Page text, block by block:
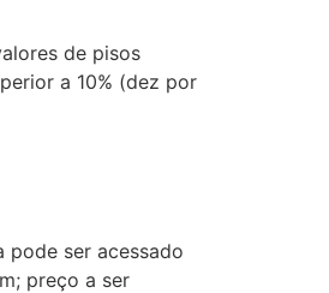
de pisos
a 10% (dez por
pode ser acessado
preço a ser